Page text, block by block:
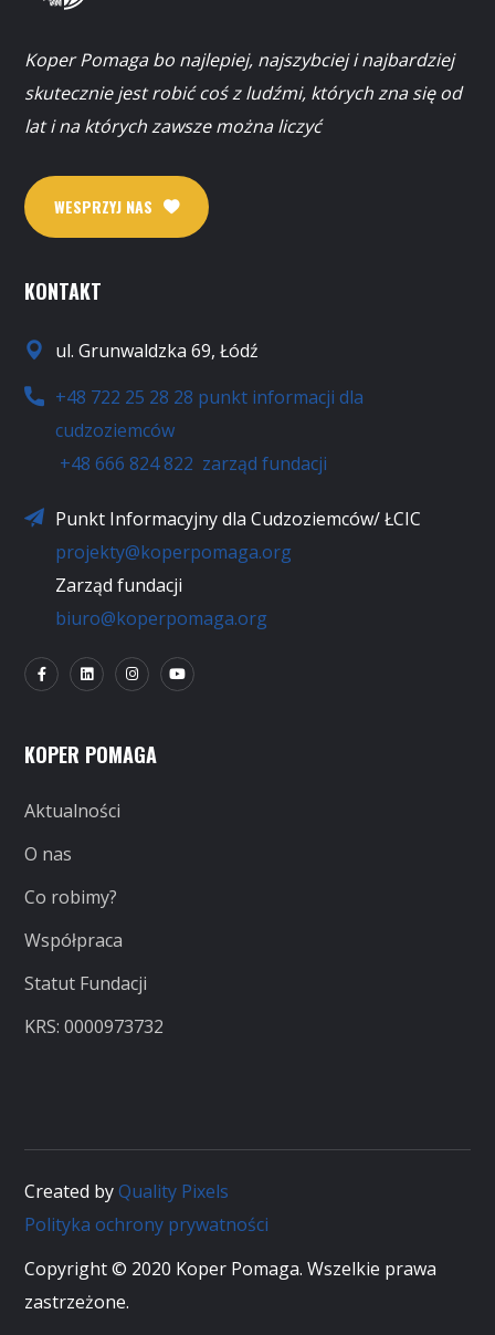
Koper Pomaga bo najlepiej, najszybciej i najbardziej
skutecznie jest robić coś z ludźmi, których zna się od
lat i na których zawsze można liczyć
WESPRZYJ NAS
KONTAKT
ul. Grunwaldzka 69, Łódź
+48 722 25 28 28 punkt informacji dla
cudzoziemców
+48 666 824 822 zarząd fundacji
Punkt Informacyjny dla Cudzoziemców/ ŁCIC
projekty@koperpomaga.org
Zarząd fundacji
biuro@koperpomaga.org
KOPER POMAGA
Aktualności
O nas
Co robimy?
Współpraca
Statut Fundacji
KRS: 0000973732
Created byQuality Pixels
Polityka ochrony prywatności
Copyright © 2020 Koper Pomaga. Wszelkie prawa
zastrzeżone.